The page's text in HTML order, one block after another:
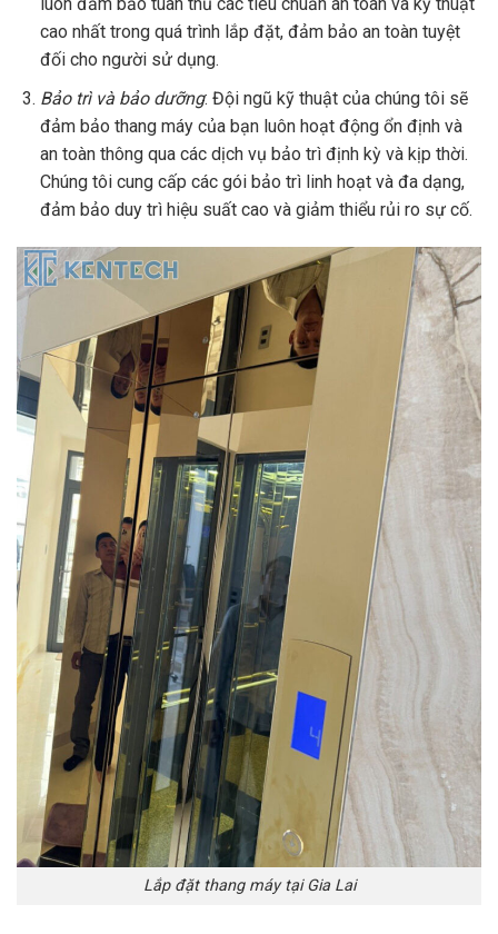
luôn đảm bảo tuân thủ các tiêu chuẩn an toàn và kỹ thuật
cao nhất trong quá trình lắp đặt, đảm bảo an toàn tuyệt
đối cho người sử dụng.
Bảo trì và bảo dưỡng: Đội ngũ kỹ thuật của chúng tôi sẽ
đảm bảo thang máy của bạn luôn hoạt động ổn định và
an toàn thông qua các dịch vụ bảo trì định kỳ và kịp thời.
Chúng tôi cung cấp các gói bảo trì linh hoạt và đa dạng,
đảm bảo duy trì hiệu suất cao và giảm thiểu rủi ro sự cố.
Lắp đặt thang máy tại Gia Lai